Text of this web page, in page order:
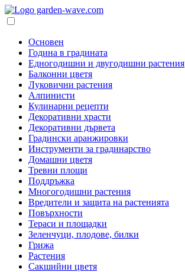
Основен
Година в градината
Едногодишни и двугодишни растения
Балконни цветя
Луковични растения
Алпинисти
Кулинарни рецепти
Декоративни храсти
Декоративни дървета
Градински аранжировки
Инструменти за градинарство
Домашни цветя
Тревни площи
Поддръжка
Многогодишни растения
Вредители и защита на растенията
Повърхности
Тераси и площадки
Зеленчуци, плодове, билки
Грижа
Растения
Сакшийни цветя